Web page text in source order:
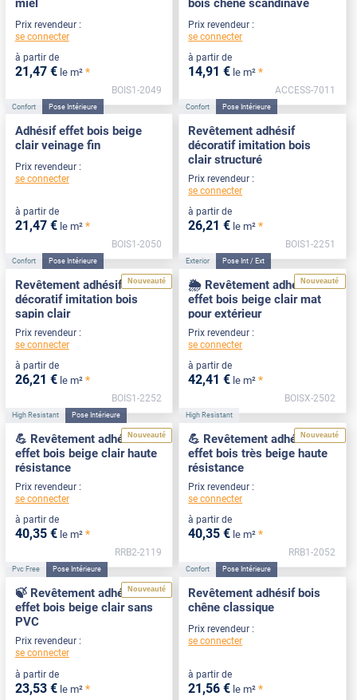
Prix revendeur :
se connecter
à partir de
21,47 € le m² *
BOIS1-2049
Prix revendeur :
se connecter
à partir de
14,91 € le m² *
ACCESS-7011
Confort Pose Intérieure
Adhésif effet bois beige
clair veinage fin
Prix revendeur :
se connecter
à partir de
21,47 € le m² *
BOIS1-2050
Confort Pose Intérieure
Revêtement adhésif
décoratif imitation bois
clair structuré
Prix revendeur :
se connecter
à partir de
26,21 € le m² *
BOIS1-2251
Nouveauté
Confort Pose Intérieure
Revêtement adhésif
décoratif imitation bois
sapin clair
Prix revendeur :
se connecter
à partir de
26,21 € le m² *
BOIS1-2252
Nouveauté
Exterior Pose Int / Ext
🌦️ Revêtement adhésif
effet bois beige clair mat
pour extérieur
Prix revendeur :
se connecter
à partir de
42,41 € le m² *
BOISX-2502
Nouveauté
High Resistant Pose Intérieure
💪 Revêtement adhésif
effet bois beige clair haute
résistance
Prix revendeur :
se connecter
à partir de
40,35 € le m² *
RRB2-2119
Nouveauté
High Resistant
💪 Revêtement adhésif
effet bois très beige haute
résistance
Prix revendeur :
se connecter
à partir de
40,35 € le m² *
RRB1-2052
Nouveauté
Pvc Free Pose Intérieure
🍃 Revêtement adhésif
effet bois beige clair sans
PVC
Prix revendeur :
se connecter
à partir de
23,53 € le m² *
Confort Pose Intérieure
Revêtement adhésif bois
chêne classique
Prix revendeur :
se connecter
à partir de
21,56 € le m² *